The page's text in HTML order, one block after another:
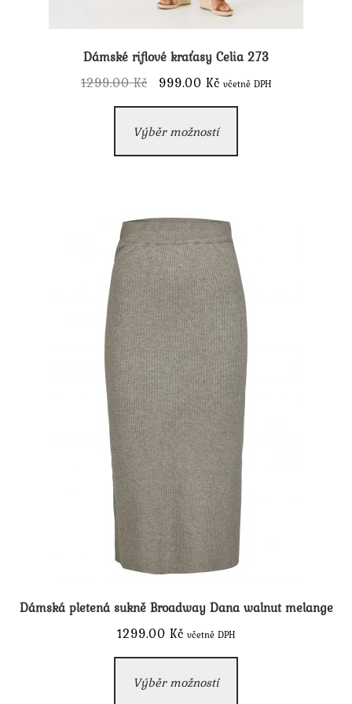
Dámské riflové kraťasy Celia 273
1299.00Kč
Původní
cena
byla:
999.00 KčAktuální
cena
je:
včetně DPH
Výběr možností
má
vybrat
na
stránce
produktu
Dámská pletená sukně Broadway Dana walnut melange
1299.00 Kč včetně DPH
Výběr možností